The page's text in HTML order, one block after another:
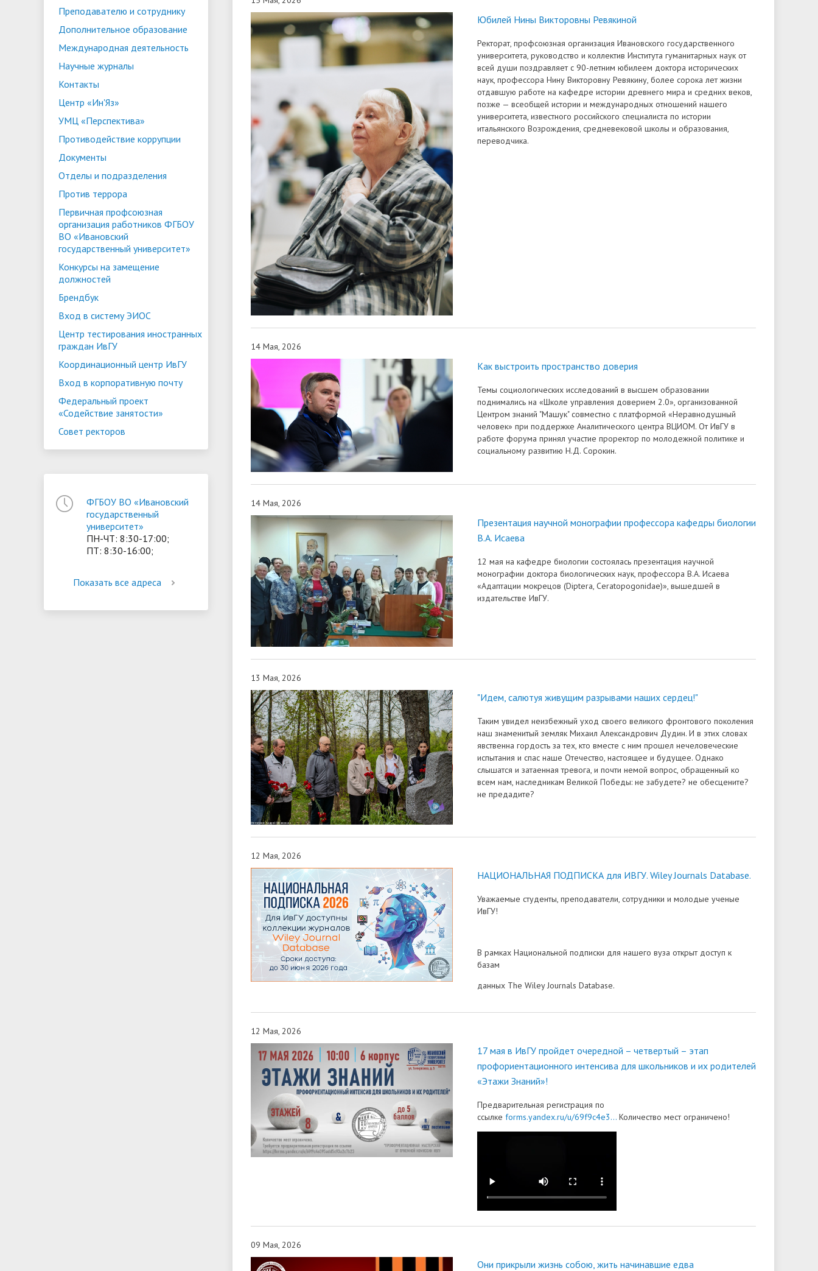
организация работников ФГБОУ ВО
университет»
• Конкурсы на замещение
должностей
• Вход в систему ЭИОС
• Центр тестирования
иностранных граждан ИвГУ
• Координационный центр ИвГУ
• Вход в корпоративную почту
• Федеральный проект
«Содействие занятости»
• Совет ректоров
трудоустройству выпускников
«Карьера»
• Олимпиада "Большие надежды
малых городов"
ориентации и содействия
трудоустройству выпускников
«Карьера»
грантах
• Дистанционные занятия для
иностранных студентов
• Страница добра
• Ресурсный волонтерский центр
финансового просвещения ИвГУ
• Платные образовательные услуги
• Стипендии и меры поддержки
обучающихся
• Платные образовательные услуги • Финансово-хозяйственная
деятельность
(перевода)
• Абитуриенту
• Международное сотрудничество
• Внутренняя система оценки
качества образования
• Руководство
• Педагогический состав
• Организация питания в
образовательной организации
Преподавателю и сотруднику
Дополнительное образование
Международная деятельность
Научные журналы
Контакты
Центр «Ин'Яз»
УМЦ «Перспектива»
Противодействие коррупции
Документы
Отделы и подразделения
Против террора
Первичная профсоюзная
организация работников ФГБОУ
ВО «Ивановский
государственный университет»
Конкурсы на замещение
должностей
Брендбук
Вход в систему ЭИОС
Центр тестирования иностранных
граждан ИвГУ
Координационный центр ИвГУ
Вход в корпоративную почту
Федеральный проект
«Содействие занятости»
Совет ректоров
ФГБОУ ВО «Ивановский
государственный
университет»
ПН-ЧТ: 8:30-17:00;
ПТ: 8:30-16:00;
Показать все адреса
Юбилей Нины Викторовны Ревякиной
Ректорат, профсоюзная организация Ивановского государственного
университета, руководство и коллектив Института гуманитарных наук от
всей души поздравляет с 90-летним юбилеем доктора исторических
наук, профессора Нину Викторовну Ревякину, более сорока лет жизни
отдавшую работе на кафедре истории древнего мира и средних веков,
позже — всеобщей истории и международных отношений нашего
университета, известного российского специалиста по истории
итальянского Возрождения, средневековой школы и образования,
переводчика.
14 Мая, 2026
Как выстроить пространство доверия
Темы социологических исследований в высшем образовании
поднимались на «Школе управления доверием 2.0», организованной
Центром знаний "Машук" совместно с платформой «Неравнодушный
человек» при поддержке Аналитического центра ВЦИОМ. От ИвГУ в
работе форума принял участие проректор по молодежной политике и
социальному развитию Н.Д. Сорокин.
14 Мая, 2026
Презентация научной монографии профессора кафедры биологии
В.А. Исаева
12 мая на кафедре биологии состоялась презентация научной
монографии доктора биологических наук, профессора В.А. Исаева
«Адаптации мокрецов (Diptera, Ceratopogonidae)», вышедшей в
издательстве ИвГУ.
13 Мая, 2026
"Идем, салютуя живущим разрывами наших сердец!"
Таким увидел неизбежный уход своего великого фронтового поколения
наш знаменитый земляк Михаил Александрович Дудин. И в этих словах
явственна гордость за тех, кто вместе с ним прошел нечеловеческие
испытания и спас наше Отечество, настоящее и будущее. Однако
слышатся и затаенная тревога, и почти немой вопрос, обращенный ко
всем нам, наследникам Великой Победы: не забудете? не обесцените?
не предадите?
12 Мая, 2026
НАЦИОНАЛЬНАЯ ПОДПИСКА для ИВГУ. Wiley Journals Database.
Уважаемые студенты, преподаватели, сотрудники и молодые ученые
ИвГУ!
В рамках Национальной подписки для нашего вуза открыт доступ к
базам
данных The Wiley Journals Database.
12 Мая, 2026
17 мая в ИвГУ пройдет очередной – четвертый – этап
профориентационного интенсива для школьников и их родителей
«Этажи Знаний»!
Предварительная регистрация по
ссылке forms.yandex.ru/u/69f9c4e3... Количество мест ограничено!
09 Мая, 2026
Они прикрыли жизнь собою, жить начинавшие едва